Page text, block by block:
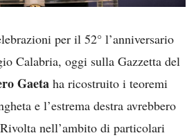
per il 52° l’anniversario
Calabria, oggi sulla Gazzetta del
Gaeta ha ricostruito i teoremi
e l’estrema destra avrebbero
nell’ambito di particolari